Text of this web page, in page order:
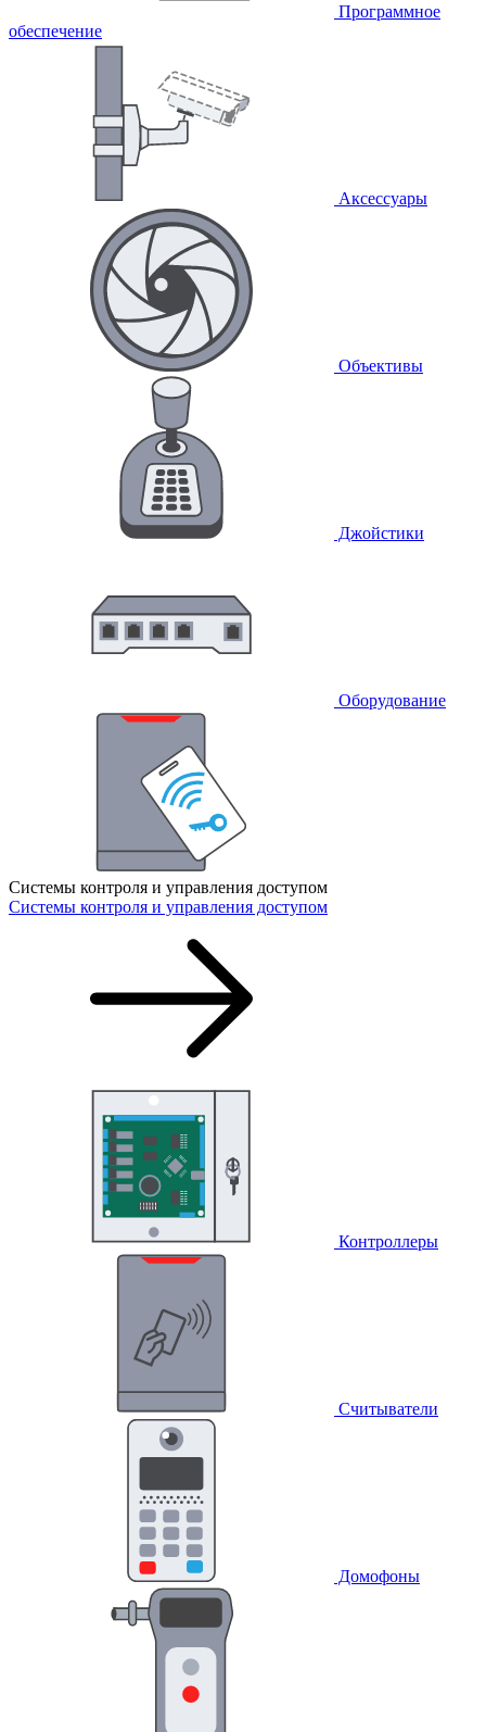
Программное
обеспечение
Аксессуары
Объективы
Джойстики
Оборудование
Системы контроля и управления доступом
Системы контроля и управления доступом
Контроллеры
Считыватели
Домофоны